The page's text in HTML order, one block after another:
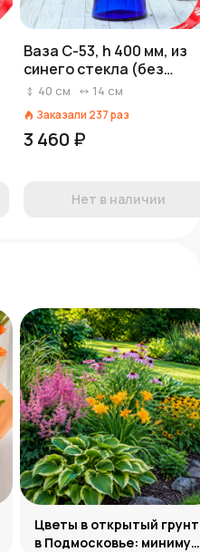
Ваза С-53, h 400 мм, из
синего стекла (без
декора)
40 см 14 см
Заказали 237раз
3 460 ₽
Нет в наличии
Цветы в открытый грунт
в Подмосковье: минимум